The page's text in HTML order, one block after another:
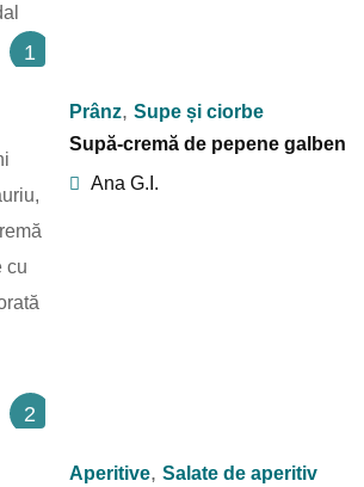
1
2
Prânz, Supe și ciorbe
Supă-cremă de pepene galben
Ana G.I.
Aperitive, Salate de aperitiv